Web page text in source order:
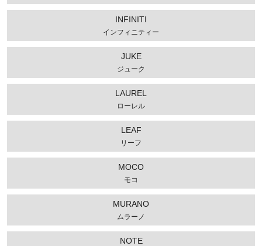
INFINITI
インフィニティー
JUKE
ジューク
LAUREL
ローレル
LEAF
リーフ
MOCO
モコ
MURANO
ムラーノ
NOTE